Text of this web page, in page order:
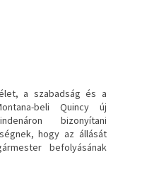
a szabadság és a
beli Quincy új
bizonyítani
hogy az állását
befolyásának